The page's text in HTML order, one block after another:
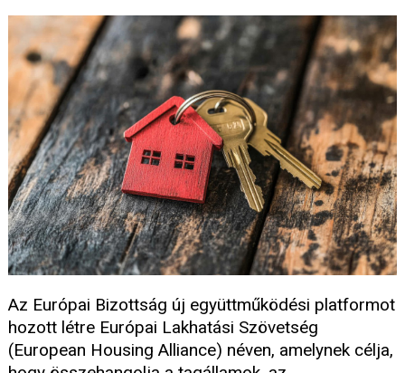
Az Európai Bizottság új együttműködési platformot
hozott létre Európai Lakhatási Szövetség
(European Housing Alliance) néven, amelynek célja,